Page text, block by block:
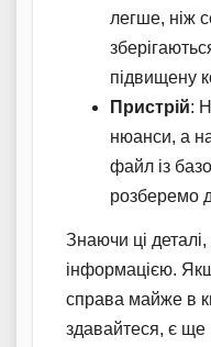
легше, ніж
підвищену
Пристрій:
нюанси, а
файл із
розберемо
Знаючи ці
інформацією.
справа майже в
здавайтеся, є ще